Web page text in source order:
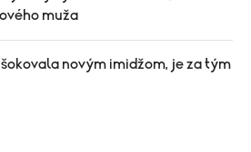
muža
novým imidžom, je za tým